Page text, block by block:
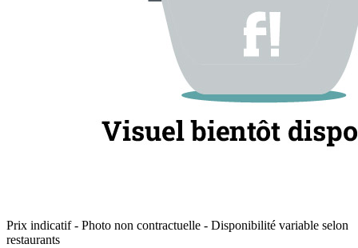
Prix indicatif - Photo non contractuelle - Disponibilité variable selon
restaurants